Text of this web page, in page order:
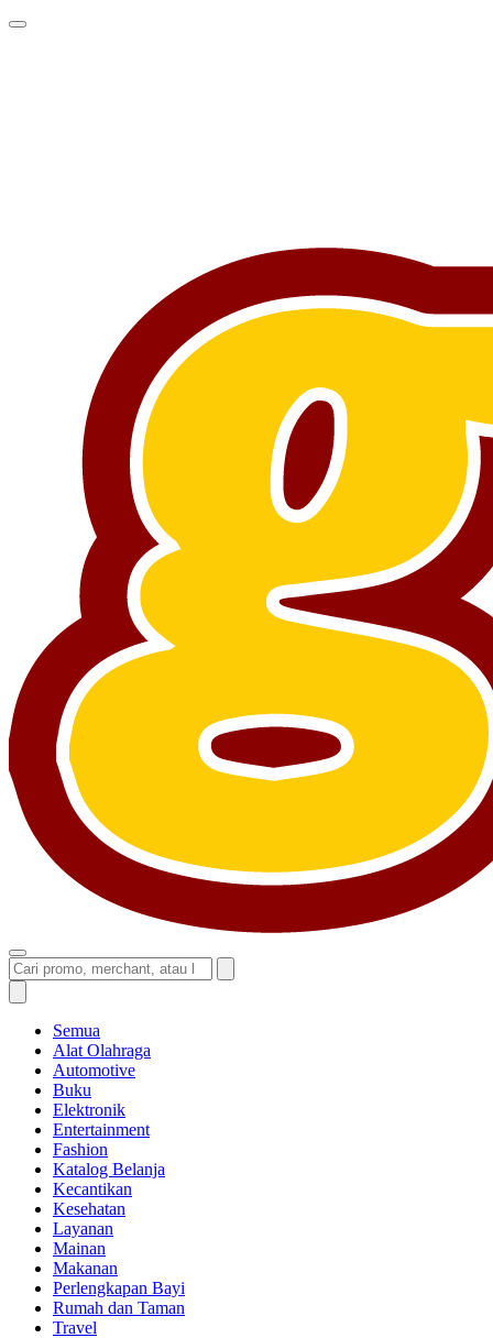
Semua
Alat Olahraga
Automotive
Buku
Elektronik
Entertainment
Fashion
Katalog Belanja
Kecantikan
Kesehatan
Layanan
Mainan
Makanan
Perlengkapan Bayi
Rumah dan Taman
Travel